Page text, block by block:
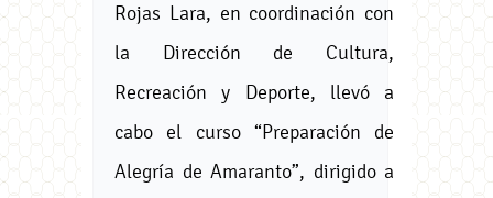
Rojas Lara, en coordinación con
la Dirección de Cultura,
Recreación y Deporte, llevó a
cabo el curso “Preparación de
Alegría de Amaranto”, dirigido a